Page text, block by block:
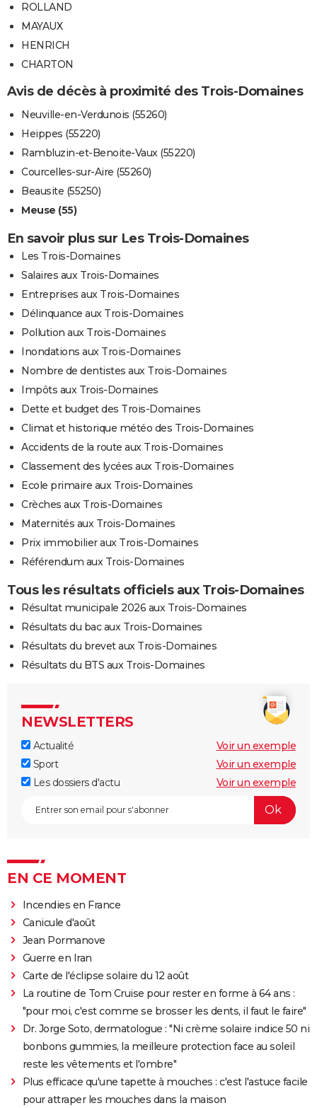
ROLLAND
MAYAUX
HENRICH
CHARTON
Avis de décès à proximité des Trois-Domaines
Neuville-en-Verdunois (55260)
Heippes (55220)
Rambluzin-et-Benoite-Vaux (55220)
Courcelles-sur-Aire (55260)
Beausite (55250)
Meuse (55)
En savoir plus sur Les Trois-Domaines
Les Trois-Domaines
Salaires aux Trois-Domaines
Entreprises aux Trois-Domaines
Délinquance aux Trois-Domaines
Pollution aux Trois-Domaines
Inondations aux Trois-Domaines
Nombre de dentistes aux Trois-Domaines
Impôts aux Trois-Domaines
Dette et budget des Trois-Domaines
Climat et historique météo des Trois-Domaines
Accidents de la route aux Trois-Domaines
Classement des lycées aux Trois-Domaines
Ecole primaire aux Trois-Domaines
Crèches aux Trois-Domaines
Maternités aux Trois-Domaines
Prix immobilier aux Trois-Domaines
Référendum aux Trois-Domaines
Tous les résultats officiels aux Trois-Domaines
Résultat municipale 2026 aux Trois-Domaines
Résultats du bac aux Trois-Domaines
Résultats du brevet aux Trois-Domaines
Résultats du BTS aux Trois-Domaines
NEWSLETTERS
Actualité
Voir un exemple
Sport
Voir un exemple
Les dossiers d'actu
Voir un exemple
EN CE MOMENT
Incendies en France
Canicule d'août
Jean Pormanove
Guerre en Iran
Carte de l'éclipse solaire du 12 août
La routine de Tom Cruise pour rester en forme à 64 ans :
"pour moi, c'est comme se brosser les dents, il faut le faire"
Dr. Jorge Soto, dermatologue : "Ni crème solaire indice 50 ni
bonbons gummies, la meilleure protection face au soleil
reste les vêtements et l'ombre"
Plus efficace qu'une tapette à mouches : c'est l'astuce facile
pour attraper les mouches dans la maison